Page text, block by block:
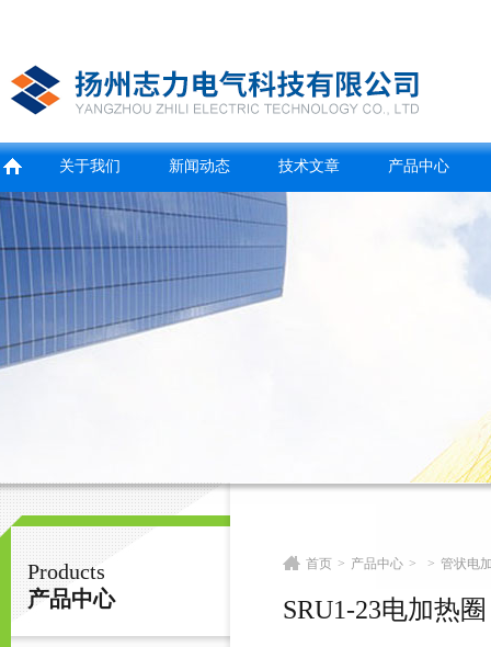
扬州志力电气科技有限公司/扬州高压测试仪
关于我们 新闻动态 技术文章 产品中心
Products
产品中心
首页 > 产品中心 > > 管状电
SRU1-23电加热圈